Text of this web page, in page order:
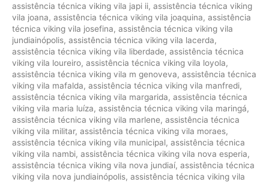
assistência técnica viking vila japi ii, assistência técnica viking
vila joana, assistência técnica viking vila joaquina, assistência
técnica viking vila josefina, assistência técnica viking vila
jundiainópolis, assistência técnica viking vila lacerda,
assistência técnica viking vila liberdade, assistência técnica
viking vila loureiro, assistência técnica viking vila loyola,
assistência técnica viking vila m genoveva, assistência técnica
viking vila mafalda, assistência técnica viking vila manfredi,
assistência técnica viking vila margarida, assistência técnica
viking vila maria luíza, assistência técnica viking vila maringá,
assistência técnica viking vila marlene, assistência técnica
viking vila militar, assistência técnica viking vila moraes,
assistência técnica viking vila municipal, assistência técnica
viking vila nambi, assistência técnica viking vila nova esperia,
assistência técnica viking vila nova jundiaí, assistência técnica
viking vila nova jundiainópolis, assistência técnica viking vila